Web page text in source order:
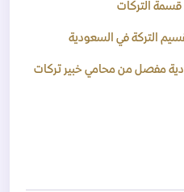
التركات
التركة في السعودية
مفصل من محامي خبير تركات